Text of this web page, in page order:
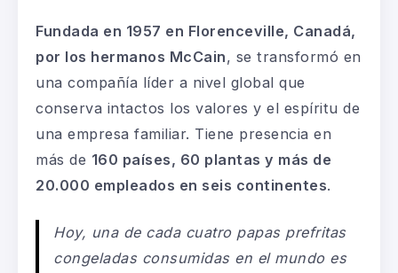
Fundada en 1957 en Florenceville, Canadá,
por los hermanos McCain, se transformó en
una compañía líder a nivel global que
conserva intactos los valores y el espíritu de
una empresa familiar. Tiene presencia en
más de 160 países, 60 plantas y más de
20.000 empleados en seis continentes.
Hoy, una de cada cuatro papas prefritas
congeladas consumidas en el mundo es